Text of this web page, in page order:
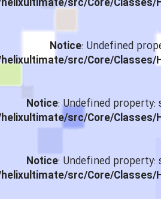
src/Core/Classes/
Notice: Undefined
src/Core/Classes/
Notice: Undefined property:
src/Core/Classes/
Notice: Undefined property:
src/Core/Classes/